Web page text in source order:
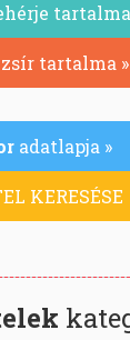
zsír tartalma »
adatlapja »
KERESÉSE